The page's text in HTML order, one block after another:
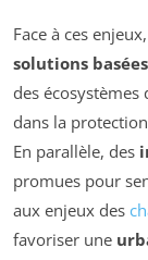
Face à ces
solutions
des
dans la
En parallèle, des
promues pour
aux enjeux des
favoriser une